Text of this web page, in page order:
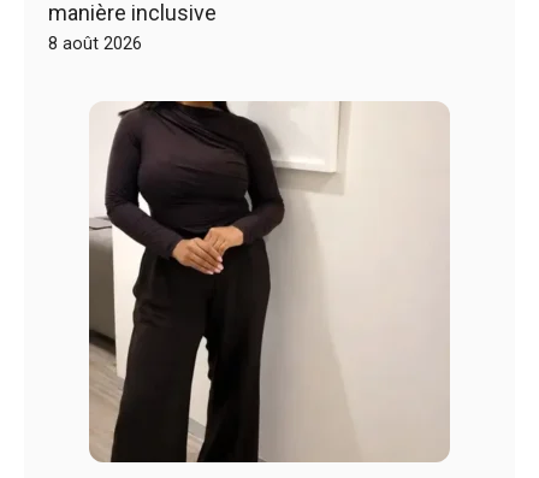
manière inclusive
8 août 2026